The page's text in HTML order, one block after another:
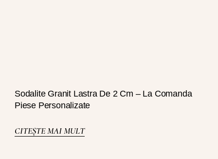
Sodalite Granit Lastra De 2 Cm – La Comanda
Piese Personalizate
CITEȘTE MAI MULT